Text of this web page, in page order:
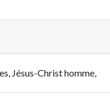
Jésus-Christ homme,